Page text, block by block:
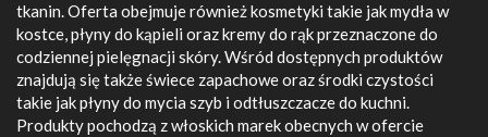
tkanin. Oferta obejmuje również kosmetyki takie jak mydła w
kostce, płyny do kąpieli oraz kremy do rąk przeznaczone do
codziennej pielęgnacji skóry. Wśród dostępnych produktów
znajdują się także świece zapachowe oraz środki czystości
takie jak płyny do mycia szyb i odtłuszczacze do kuchni.
Produkty pochodzą z włoskich marek obecnych w ofercie